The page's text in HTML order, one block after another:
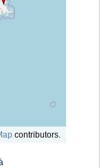
contributors.